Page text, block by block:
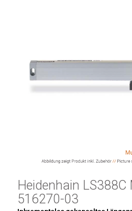
Heidenhain LS388C
516270-03